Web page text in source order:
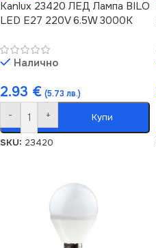
Kanlux 23420 ЛЕД Лампа BILO
LED E27 220V 6.5W 3000K
Налично
2.93 € (5.73 лв.)
- + Купи
SKU: 23420